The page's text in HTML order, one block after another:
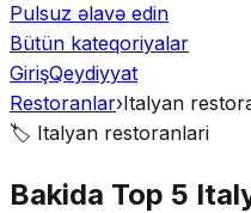
Pulsuz əlavə edin
Bütün kateqoriyalar
GirişQeydiyyat
Restoranlar›Italyan
🏷️ Italyan restoranlari
Bakida Top 5